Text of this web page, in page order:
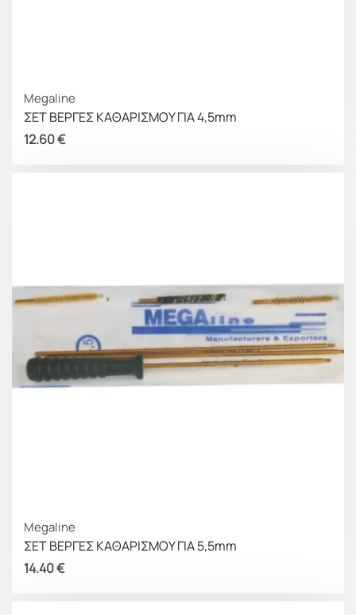
Megaline
ΣΕΤ ΒΕΡΓΕΣ ΚΑΘΑΡΙΣΜΟΥ ΓΙΑ 4,5mm
12.60€
Megaline
ΣΕΤ ΒΕΡΓΕΣ ΚΑΘΑΡΙΣΜΟΥ ΓΙΑ 5,5mm
14.40€